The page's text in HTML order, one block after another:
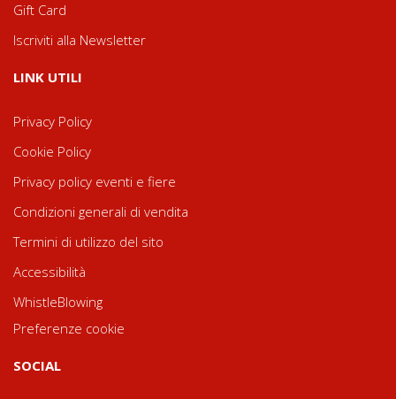
Gift Card
Iscriviti alla Newsletter
LINK UTILI
Privacy Policy
Cookie Policy
Privacy policy eventi e fiere
Condizioni generali di vendita
Termini di utilizzo del sito
Accessibilità
WhistleBlowing
Preferenze cookie
SOCIAL